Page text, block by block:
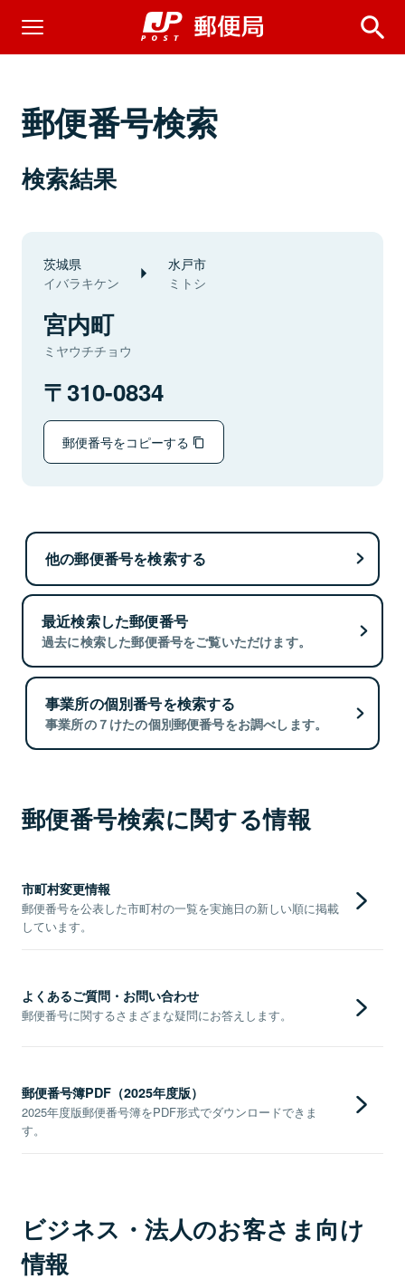
郵便番号検索
検索結果
茨城県
イバラキケン
水戸市
ミトシ
宮内町
ミヤウチチョウ
310-0834
郵便番号をコピーする
他の郵便番号を検索する
最近検索した郵便番号
過去に検索した郵便番号をご覧いただけます。
事業所の個別番号を検索する
事業所の７けたの個別郵便番号をお調べします。
郵便番号検索に関する情報
市町村変更情報
郵便番号を公表した市町村の一覧を実施日の新しい順に掲載
しています。
よくあるご質問・お問い合わせ
郵便番号に関するさまざまな疑問にお答えします。
郵便番号簿PDF（2025年度版）
2025年度版郵便番号簿をPDF形式でダウンロードできま
す。
ビジネス・法人のお客さま向け
情報